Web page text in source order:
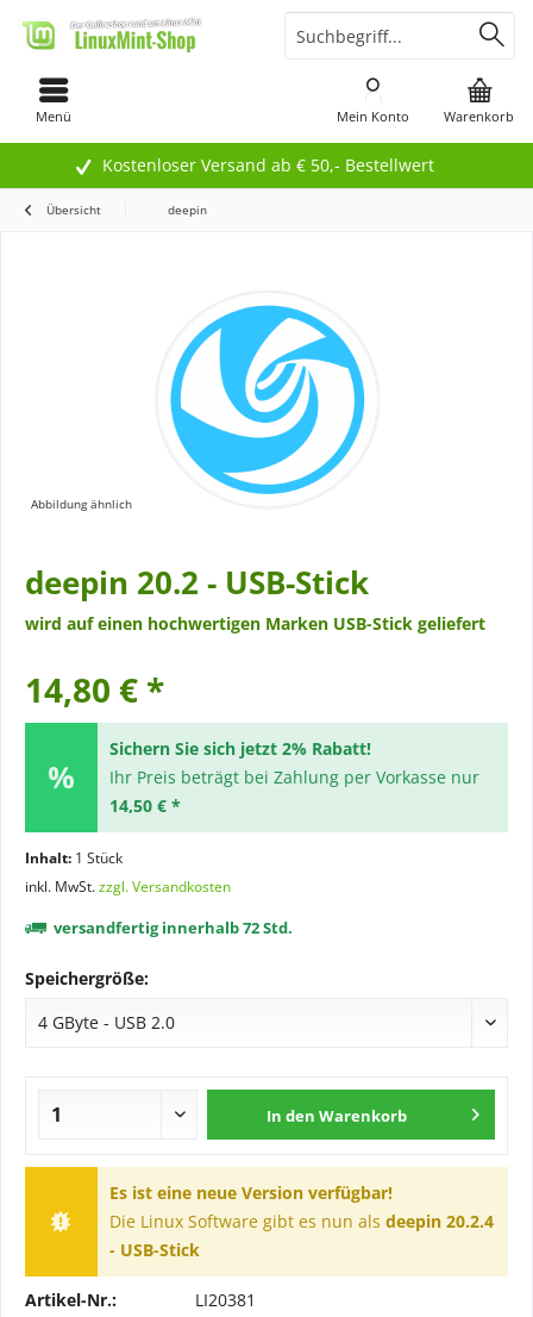
Kostenloser Versand ab € 50,- Bestellwert
Menü Warenkorb
Mein Konto
Übersicht deepin
Abbildung ähnlich
deepin 20.2 - USB-Stick
wird auf einen hochwertigen Marken USB-Stick geliefert
14,80 € *
Sichern Sie sich jetzt 2% Rabatt!
Ihr Preis beträgt bei Zahlung per Vorkasse nur
14,50 € *
Inhalt: 1 Stück
inkl. MwSt.zzgl. Versandkosten
versandfertig innerhalb 72 Std.
Speichergröße:
In den Warenkorb
Es ist eine neue Version verfügbar!
Die Linux Software gibt es nun als deepin 20.2.4
- USB-Stick
Artikel-Nr.: LI20381